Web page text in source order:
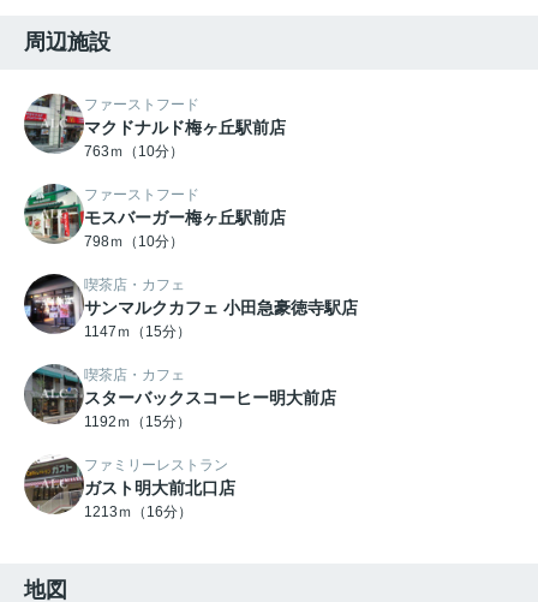
周辺施設
ファーストフード
マクドナルド梅ヶ丘駅前店
763ｍ（10分）
ファーストフード
モスバーガー梅ヶ丘駅前店
798ｍ（10分）
喫茶店・カフェ
サンマルクカフェ 小田急豪徳寺駅店
1147ｍ（15分）
喫茶店・カフェ
スターバックスコーヒー明大前店
1192ｍ（15分）
ファミリーレストラン
ガスト明大前北口店
1213ｍ（16分）
地図